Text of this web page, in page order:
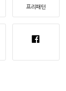
프리패턴